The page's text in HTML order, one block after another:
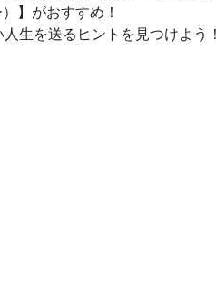
】がおすすめ！
生を送るヒントを見つけよう！